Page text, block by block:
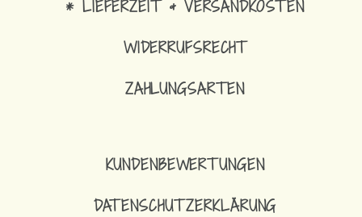
14,90
* LIEFERZEIT & VERSANDKOSTEN
WIDERRUFSRECHT
ZAHLUNGSARTEN
KUNDENBEWERTUNGEN
DATENSCHUTZERKLÄRUNG